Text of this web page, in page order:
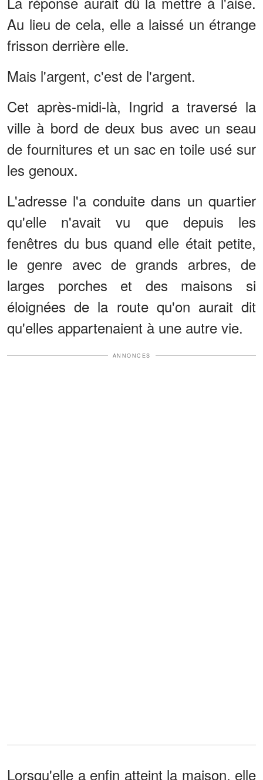
Au lieu de cela, elle a laissé un étrange
frisson derrière elle.
Mais l'argent, c'est de l'argent.
Cet après-midi-là, Ingrid a traversé la
ville à bord de deux bus avec un seau
de fournitures et un sac en toile usé sur
les genoux.
L'adresse l'a conduite dans un quartier
qu'elle n'avait vu que depuis les
fenêtres du bus quand elle était petite,
le genre avec de grands arbres, de
larges porches et des maisons si
éloignées de la route qu'on aurait dit
qu'elles appartenaient à une autre vie.
ANNONCES
Lorsqu'elle a enfin atteint la maison, elle